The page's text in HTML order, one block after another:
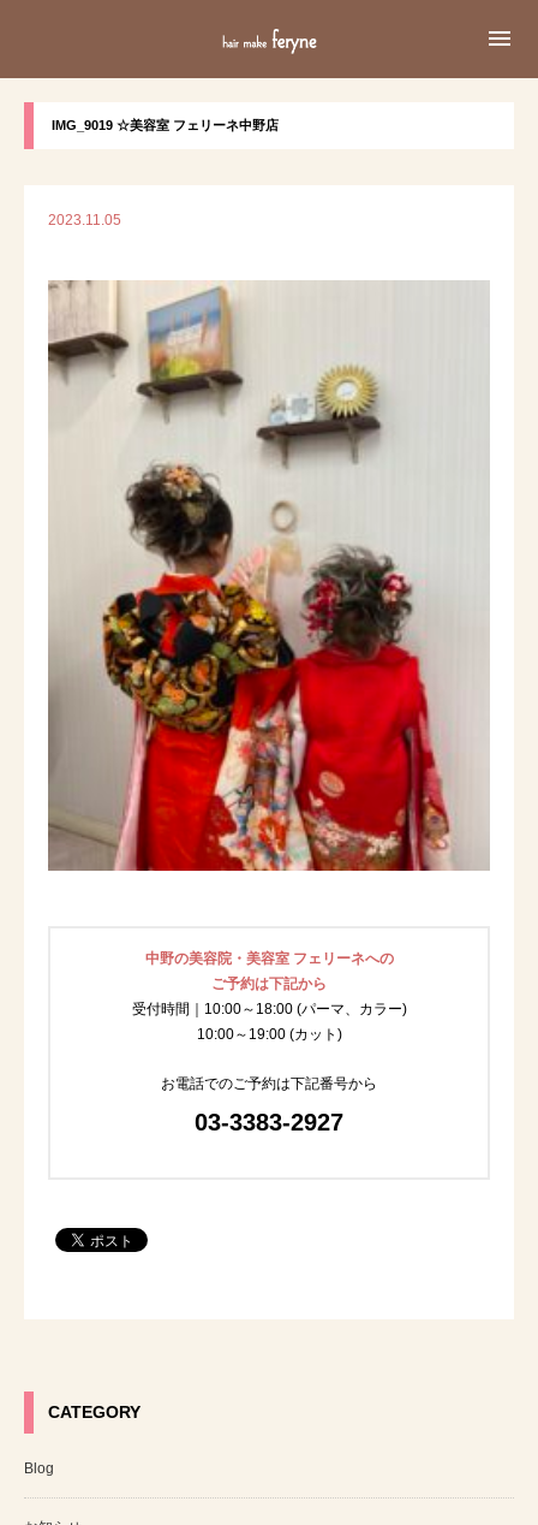

IMG_9019 ☆美容室 フェリーネ中野店
2023.11.05
中野の美容院・美容室 フェリーネへの
ご予約は下記から
受付時間｜10:00～18:00 (パーマ、カラー)
10:00～19:00 (カット)
お電話でのご予約は下記番号から
03-3383-2927
CATEGORY
Blog